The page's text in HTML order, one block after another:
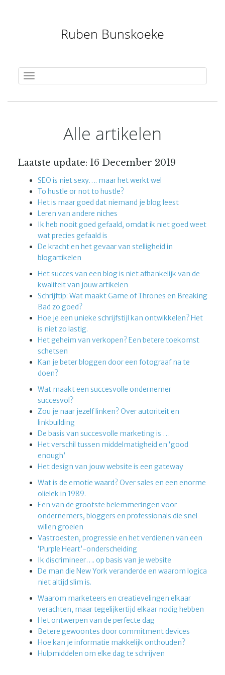
Ruben Bunskoeke
navigation
Alle artikelen
Laatste update: 16 December 2019
SEO is niet sexy…. maar het werkt wel
To hustle or not to hustle?
Het is maar goed dat niemand je blog leest
Leren van andere niches
Ik heb nooit goed gefaald, omdat ik niet goed weet
wat precies gefaald is
De kracht en het gevaar van stelligheid in
blogartikelen
Het succes van een blog is niet afhankelijk van de
kwaliteit van jouw artikelen
Schrijftip: Wat maakt Game of Thrones en Breaking
Bad zo goed?
Hoe je een unieke schrijfstijl kan ontwikkelen? Het
is niet zo lastig.
Het geheim van verkopen? Een betere toekomst
schetsen
Kan je beter bloggen door een fotograaf na te
doen?
Wat maakt een succesvolle ondernemer
succesvol?
Zou je naar jezelf linken? Over autoriteit en
linkbuilding
De basis van succesvolle marketing is …
Het verschil tussen middelmatigheid en ‘good
enough’
Het design van jouw website is een gateway
Wat is de emotie waard? Over sales en een enorme
olielek in 1989.
Een van de grootste belemmeringen voor
ondernemers, bloggers en professionals die snel
willen groeien
Vastroesten, progressie en het verdienen van een
‘Purple Heart’-onderscheiding
Ik discrimineer…. op basis van je website
De man die New York veranderde en waarom logica
niet altijd slim is.
Waarom marketeers en creatievelingen elkaar
verachten, maar tegelijkertijd elkaar nodig hebben
Het ontwerpen van de perfecte dag
Betere gewoontes door commitment devices
Hoe kan je informatie makkelijk onthouden?
Hulpmiddelen om elke dag te schrijven